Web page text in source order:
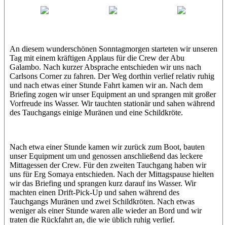
An diesem wunderschönen Sonntagmorgen starteten wir unseren
Tag mit einem kräftigen Applaus für die Crew der Abu
Galambo. Nach kurzer Absprache entschieden wir uns nach
Carlsons Corner zu fahren. Der Weg dorthin verlief relativ ruhig
und nach etwas einer Stunde Fahrt kamen wir an. Nach dem
Briefing zogen wir unser Equipment an und sprangen mit großer
Vorfreude ins Wasser. Wir tauchten stationär und sahen während
des Tauchgangs einige Muränen und eine Schildkröte.
Nach etwa einer Stunde kamen wir zurück zum Boot, bauten
unser Equipment um und genossen anschließend das leckere
Mittagessen der Crew. Für den zweiten Tauchgang haben wir
uns für Erg Somaya entschieden. Nach der Mittagspause hielten
wir das Briefing und sprangen kurz darauf ins Wasser. Wir
machten einen Drift-Pick-Up und sahen während des
Tauchgangs Muränen und zwei Schildkröten. Nach etwas
weniger als einer Stunde waren alle wieder an Bord und wir
traten die Rückfahrt an, die wie üblich ruhig verlief.